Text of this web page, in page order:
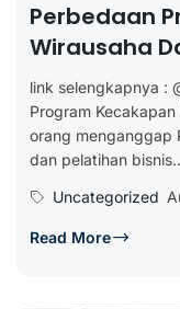
Perbedaan
Wirausaha
link selengkapnya :
Program
orang menganggap
dan pelatihan
Uncategorized
Read More